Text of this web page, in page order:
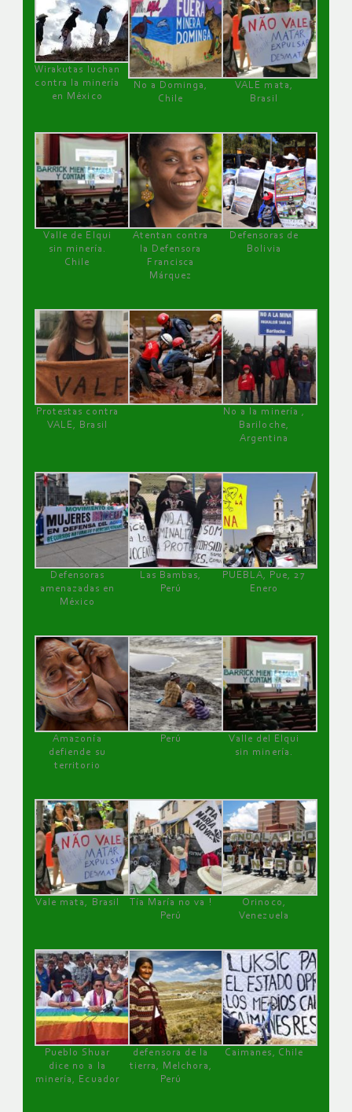
Wirakutas luchan
contra la minería
en México
No a Dominga,
Chile
VALE mata,
Brasil
Valle de Elqui
sin minería.
Chile
Atentan contra
la Defensora
Francisca
Márquez
Defensoras de
Bolivia
Protestas contra
VALE, Brasil
No a la minería ,
Bariloche,
Argentina
Defensoras
amenazadas en
México
Las Bambas,
Perú
PUEBLA, Pue, 27
Enero
Amazonía
defiende su
territorio
Perú
Valle del Elqui
sin minería.
Vale mata, Brasil
Tía María no va !
Perú
Orinoco,
Venezuela
Pueblo Shuar
dice no a la
minería, Ecuador
defensora de la
tierra, Melchora,
Perú
Caimanes, Chile